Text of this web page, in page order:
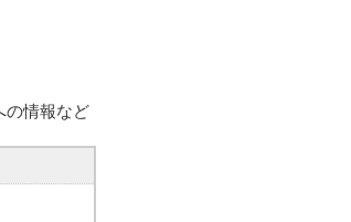
の情報など